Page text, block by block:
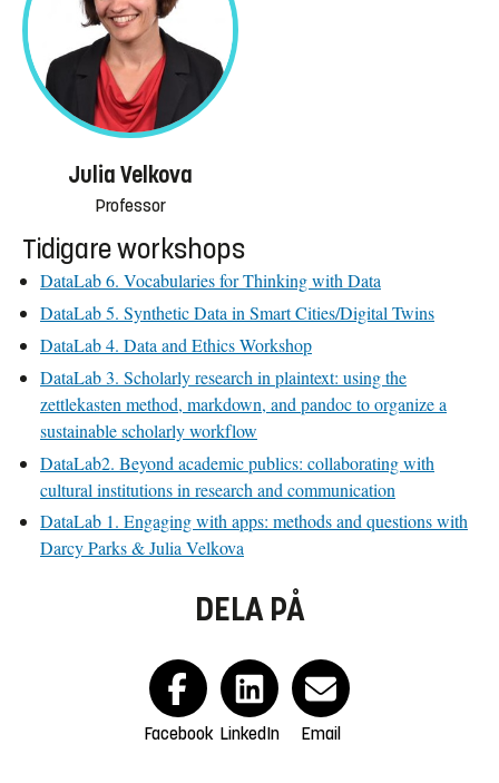
Julia Velkova
Professor
Tidigare workshops
DataLab 6. Vocabularies for Thinking with Data
DataLab 5. Synthetic Data in Smart Cities/Digital Twins
DataLab 4. Data and Ethics Workshop
DataLab 3. Scholarly research in plaintext: using the
zettlekasten method, markdown, and pandoc to organize a
sustainable scholarly workflow
DataLab2. Beyond academic publics: collaborating with
cultural institutions in research and communication
DataLab 1. Engaging with apps: methods and questions with
Darcy Parks & Julia Velkova
DELA PÅ
Facebook LinkedIn Email